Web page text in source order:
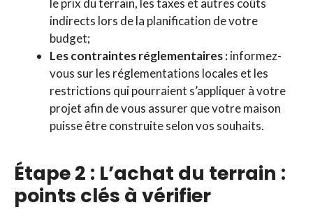
le prix du terrain, les taxes et autres coûts
indirects lors de la planification de votre
budget;
Les contraintes réglementaires :informez-
vous sur les réglementations locales et les
restrictions qui pourraient s’appliquer à votre
projet afin de vous assurer que votre maison
puisse être construite selon vos souhaits.
Étape 2 : L’achat du terrain :
points clés à vérifier